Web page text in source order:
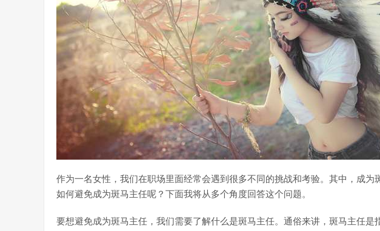
作为一名女性，我们在职场里面经常会遇到很多不同的挑战和考验。其中，成为
如何避免成为斑马主任呢？下面我将从多个角度回答这个问题。
要想避免成为斑马主任，我们需要了解什么是斑马主任。通俗来讲，斑马主任是